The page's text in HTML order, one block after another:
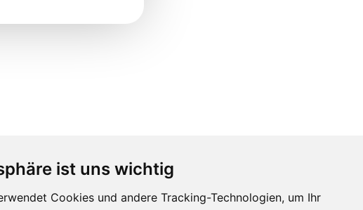
ist uns wichtig
Cookies und andere Tracking-Technologien, um Ihr